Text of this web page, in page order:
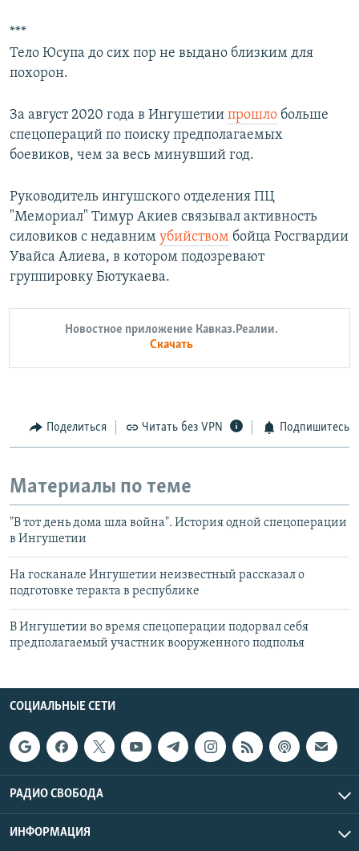
***
Тело Юсупа до сих пор не выдано близким для
похорон.
За август 2020 года в Ингушетии прошло больше
спецопераций по поиску предполагаемых
боевиков, чем за весь минувший год.
Руководитель ингушского отделения ПЦ
"Мемориал" Тимур Акиев связывал активность
силовиков с недавним убийством бойца Росгвардии
Увайса Алиева, в котором подозревают
группировку Бютукаева.
Новостное приложение Кавказ.Реалии.
Скачать
Поделиться Читать без VPN Подпишитесь
Материалы по теме
"В тот день дома шла война". История одной спецоперации
в Ингушетии
На госканале Ингушетии неизвестный рассказал о
подготовке теракта в республике
В Ингушетии во время спецоперации подорвал себя
предполагаемый участник вооруженного подполья
СОЦИАЛЬНЫЕ СЕТИ
РАДИО СВОБОДА
ИНФОРМАЦИЯ